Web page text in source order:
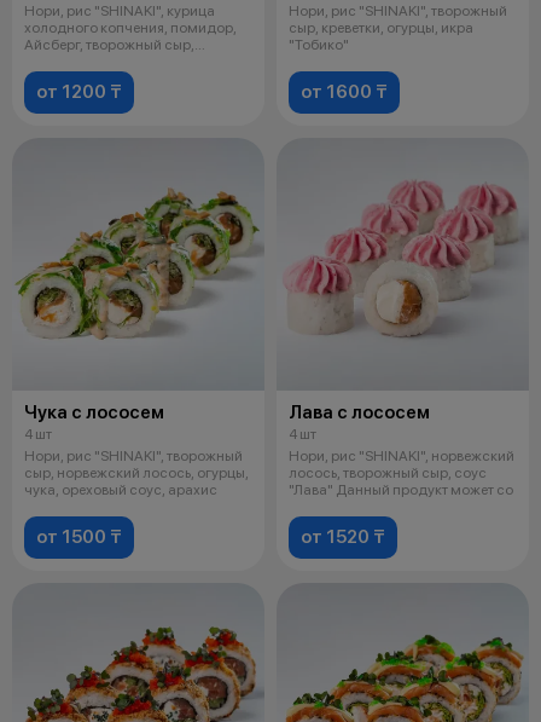
Нори, рис "SHINAKI", курица
холодного копчения, помидор,
Айсберг, творожный сыр,
от 1200 ₸
Нори, рис "SHINAKI", творожный
сыр, креветки, огурцы, икра
"Тобико"
от 1600 ₸
Чука с лососем
4 шт
Нори, рис "SHINAKI", творожный
сыр, норвежский лосось, огурцы,
чука, ореховый соус, арахис
от 1500 ₸
Лава с лососем
4 шт
Нори, рис "SHINAKI", норвежский
лосось, творожный сыр, соус
"Лава" Данный продукт может со
от 1520 ₸